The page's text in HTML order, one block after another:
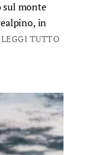
sul monte
in
LEGGI TUTTO